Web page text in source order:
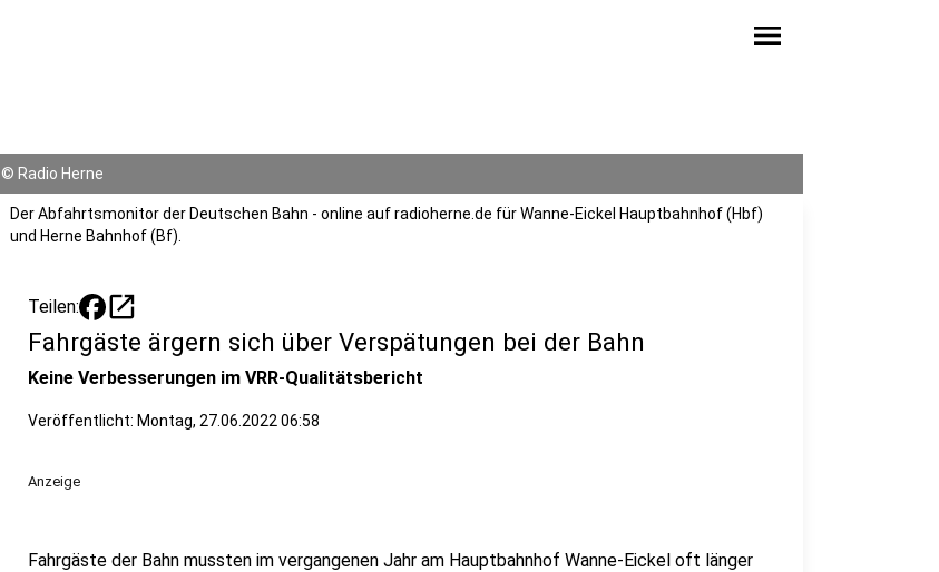
menu
© Radio Herne
Der Abfahrtsmonitor der Deutschen Bahn - online auf radioherne.de für Wanne-Eickel Hauptbahnhof (Hbf)
und Herne Bahnhof (Bf).
Teilen: open_in_new
Fahrgäste ärgern sich über Verspätungen bei der Bahn
Keine Verbesserungen im VRR-Qualitätsbericht
Veröffentlicht: Montag, 27.06.2022 06:58
Anzeige
Fahrgäste der Bahn mussten im vergangenen Jahr am Hauptbahnhof Wanne-Eickel oft länger